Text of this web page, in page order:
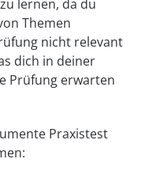
lernen, da du
Themen
nicht relevant
dich in deiner
Prüfung erwarten
Praxistest